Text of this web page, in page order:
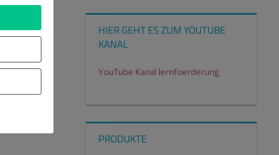
HIER GEHT ES ZUM YOUTUBE
KANAL
YouTube Kanal lernfoerderung
PRODUKTE